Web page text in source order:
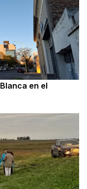
en el